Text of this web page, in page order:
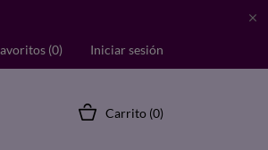

(0) Iniciar sesión
Carrito (0)